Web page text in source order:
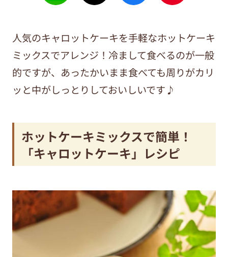
人気のキャロットケーキを手軽なホットケーキ
ミックスでアレンジ！冷まして食べるのが一般
的ですが、あったかいまま食べても周りがカリ
ッと中がしっとりしておいしいです♪
ホットケーキミックスで簡単！
「キャロットケーキ」レシピ